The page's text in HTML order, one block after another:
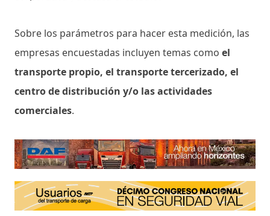
Sobre los parámetros para hacer esta medición, las
empresas encuestadas incluyen temas como el
transporte propio, el transporte tercerizado, el
centro de distribución y/o las actividades
comerciales.